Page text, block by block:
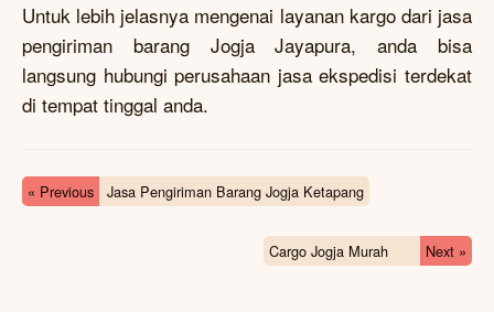
Untuk lebih jelasnya mengenai layanan kargo dari jasa
pengiriman barang Jogja Jayapura, anda bisa
langsung hubungi perusahaan jasa ekspedisi terdekat
di tempat tinggal anda.
« Previous Jasa Pengiriman Barang Jogja Ketapang
Cargo Jogja Murah Next »